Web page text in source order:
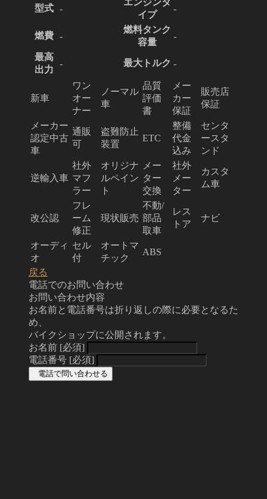
型式 -
エンジンタ
イプ
-
燃費 -
燃料タンク
容量
-
最高
出力
- 最大トルク -
新車
ワン
オー
ナー
ノーマル
車
品質
評価
書
メー
カー
保証
販売店
保証
メーカー
認定中古
車
通販
可
盗難防止
装置
ETC
整備
代金
込み
センタ
ースタ
ンド
逆輸入車
社外
マフ
ラー
オリジナ
ルペイン
ト
メー
ター
交換
社外
メー
ター
カスタ
ム車
改公認
フレ
ーム
修正
現状販売
不動/
部品
取車
レス
トア
ナビ
オーディ
オ
セル
付
オートマ
チック
ABS
戻る
電話でのお問い合わせ
お問い合わせ内容
お名前と電話番号は折り返しの際に必要となるた
め、
バイクショップに公開されます。
お名前 [必須]
電話番号 [必須]
電話で問い合わせる